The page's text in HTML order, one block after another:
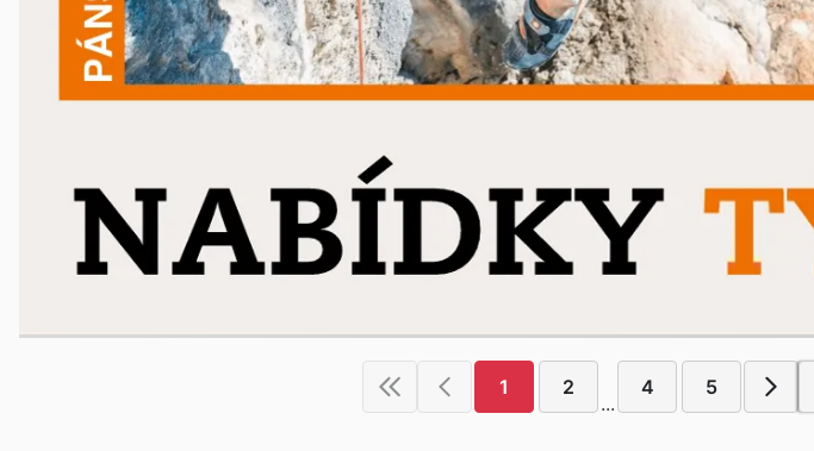
1 2
...
4 5